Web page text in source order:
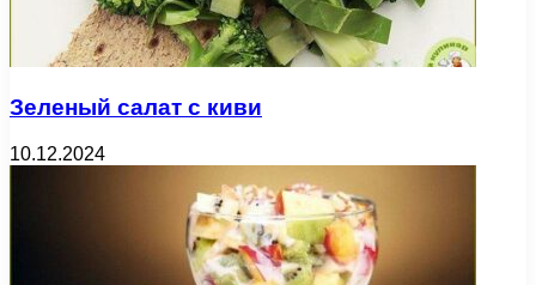
Зеленый салат с киви
10.12.2024